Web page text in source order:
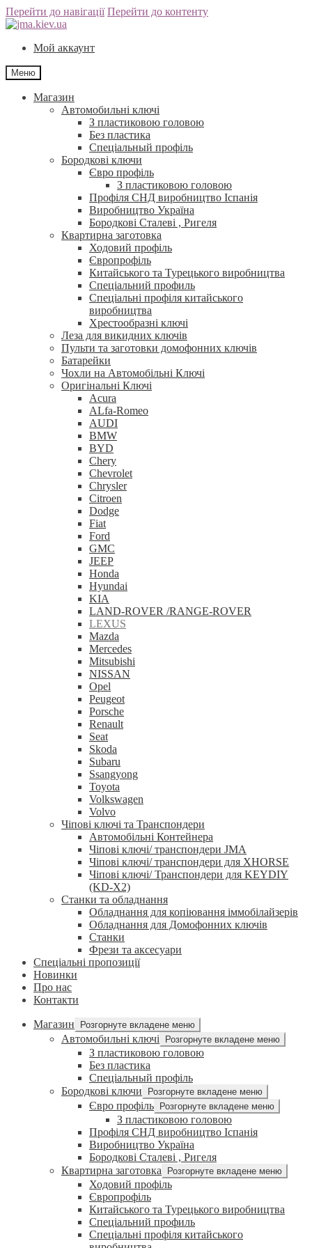
Перейти до навігації Перейти до контенту
Мой аккаунт
Меню
Магазин
Автомобильні ключі
З пластиковою головою
Без пластика
Спеціальный профіль
Бородкові ключи
Євро профіль
З пластиковою головою
Профіля СНД виробництво Іспанія
Виробництво Україна
Бородкові Сталеві , Ригеля
Квартирна заготовка
Ходовий профіль
Європрофіль
Китайського та Турецького виробництва
Спеціальний профиль
Спеціальні профіля китайського
виробництва
Хрестообразні ключі
Леза для викидних ключів
Пульти та заготовки домофонних ключів
Батарейки
Чохли на Автомобільні Ключі
Оригінальні Ключі
Acura
ALfa-Romeo
AUDI
BMW
BYD
Chery
Chevrolet
Chrysler
Citroen
Dodge
Fiat
Ford
GMC
JEEP
Honda
Hyundai
KIA
LAND-ROVER /RANGE-ROVER
LEXUS
Mazda
Mercedes
Mitsubishi
NISSAN
Opel
Peugeot
Porsche
Renault
Seat
Skoda
Subaru
Ssangyong
Toyota
Volkswagen
Volvo
Чіпові ключі та Транспондери
Автомобільні Контейнера
Чіпові ключі/ транспондери JMA
Чіпові ключі/ транспондери для XHORSE
Чіпові ключі/ Транспондери для KEYDIY
(KD-X2)
Станки та обладнання
Обладнання для копіювання іммобілайзерів
Обладнання для Домофонних ключів
Станки
Фрези та аксесуари
Спеціальні пропозиції
Новинки
Про нас
Контакти
Магазин Розгорнуте вкладене меню
Автомобильні ключі Розгорнуте вкладене меню
З пластиковою головою
Без пластика
Спеціальный профіль
Бородкові ключи
Розгорнуте вкладене меню
Євро профіль Розгорнуте вкладене меню
З пластиковою головою
Профіля СНД виробництво Іспанія
Виробництво Україна
Бородкові Сталеві , Ригеля
Квартирна заготовка
Розгорнуте вкладене меню
Ходовий профіль
Європрофіль
Китайського та Турецького виробництва
Спеціальний профиль
Спеціальні профіля китайського